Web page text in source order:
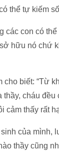
thể tự kiếm
các con có
hữu nó chứ
biết: “Từ
cháu
thấy rất
của mình,
thầy cũng